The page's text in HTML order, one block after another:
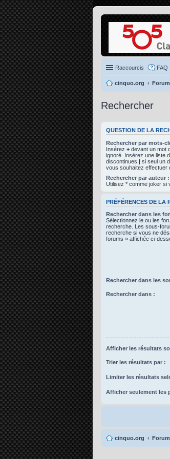
Raccourcis FAQ
cinquo.org Forum
Rechercher
QUESTION DE LA
Rechercher par mots-
Insérez + devant un mot
ignoré. Insérez une liste
discontinues | si seul un
vous souhaitez effectuer
Rechercher par auteur :
Utilisez * comme joker si
PRÉFÉRENCES DE LA
Rechercher dans les
Sélectionnez le ou les
recherche. Les sous-
recherche si vous ne
forums » affichée ci-
Rechercher dans les
Rechercher dans :
Afficher les résultats
Trier les résultats par :
Limiter les résultats
Afficher seulement les
cinquo.org Forum